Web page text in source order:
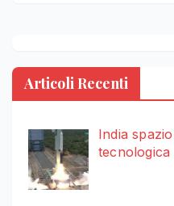
Articoli Recenti
India
tecnologica